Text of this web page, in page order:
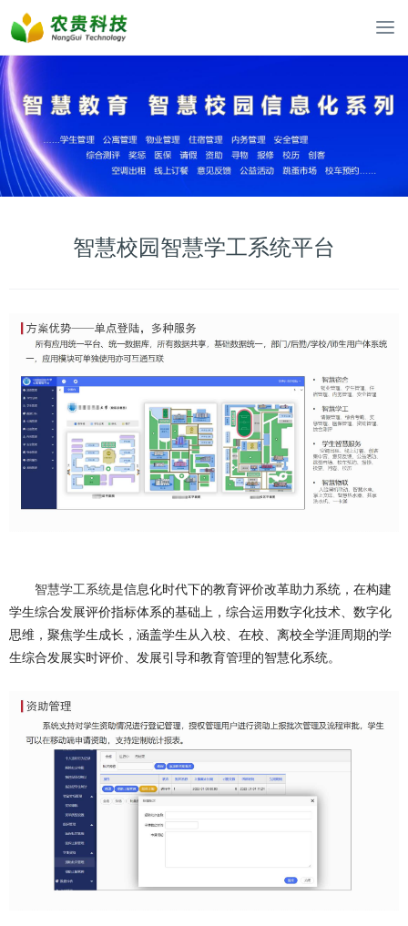
智慧校园智慧学工系统平台
智慧学工系统是信息化时代下的教育评价改革助力系统，在构建
学生综合发展评价指标体系的基础上，综合运用数字化技术、数字化
思维，聚焦学生成长，涵盖学生从入校、在校、离校全学涯周期的学
生综合发展实时评价、发展引导和教育管理的智慧化系统。